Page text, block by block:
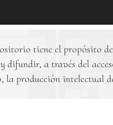
tiene el propósito
difundir, a través del
la producción intelectual